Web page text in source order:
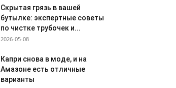
Скрытая грязь в вашей
бутылке: экспертные советы
по чистке трубочек и...
2026-05-08
Капри снова в моде, и на
Амазоне есть отличные
варианты